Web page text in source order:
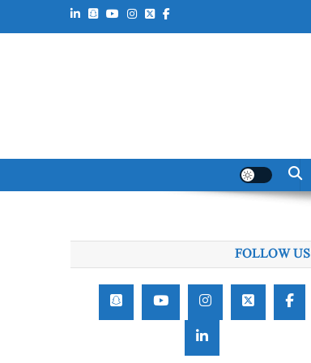
FOLLOW US